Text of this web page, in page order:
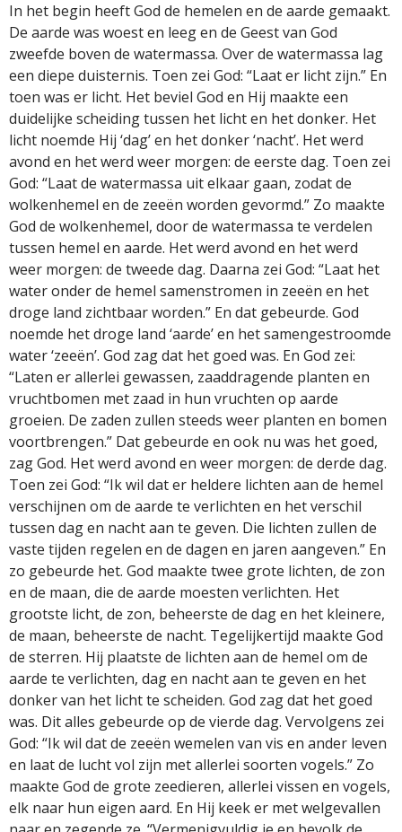
In het begin heeft God de hemelen en de aarde gemaakt.
De aarde was woest en leeg en de Geest van God
zweefde boven de watermassa. Over de watermassa lag
een diepe duisternis. Toen zei God: “Laat er licht zijn.” En
toen was er licht. Het beviel God en Hij maakte een
duidelijke scheiding tussen het licht en het donker. Het
licht noemde Hij ‘dag’ en het donker ‘nacht’. Het werd
avond en het werd weer morgen: de eerste dag. Toen zei
God: “Laat de watermassa uit elkaar gaan, zodat de
wolkenhemel en de zeeën worden gevormd.” Zo maakte
God de wolkenhemel, door de watermassa te verdelen
tussen hemel en aarde. Het werd avond en het werd
weer morgen: de tweede dag. Daarna zei God: “Laat het
water onder de hemel samenstromen in zeeën en het
droge land zichtbaar worden.” En dat gebeurde. God
noemde het droge land ‘aarde’ en het samengestroomde
water ‘zeeën’. God zag dat het goed was. En God zei:
“Laten er allerlei gewassen, zaaddragende planten en
vruchtbomen met zaad in hun vruchten op aarde
groeien. De zaden zullen steeds weer planten en bomen
voortbrengen.” Dat gebeurde en ook nu was het goed,
zag God. Het werd avond en weer morgen: de derde dag.
Toen zei God: “Ik wil dat er heldere lichten aan de hemel
verschijnen om de aarde te verlichten en het verschil
tussen dag en nacht aan te geven. Die lichten zullen de
vaste tijden regelen en de dagen en jaren aangeven.” En
zo gebeurde het. God maakte twee grote lichten, de zon
en de maan, die de aarde moesten verlichten. Het
grootste licht, de zon, beheerste de dag en het kleinere,
de maan, beheerste de nacht. Tegelijkertijd maakte God
de sterren. Hij plaatste de lichten aan de hemel om de
aarde te verlichten, dag en nacht aan te geven en het
donker van het licht te scheiden. God zag dat het goed
was. Dit alles gebeurde op de vierde dag. Vervolgens zei
God: “Ik wil dat de zeeën wemelen van vis en ander leven
en laat de lucht vol zijn met allerlei soorten vogels.” Zo
maakte God de grote zeedieren, allerlei vissen en vogels,
elk naar hun eigen aard. En Hij keek er met welgevallen